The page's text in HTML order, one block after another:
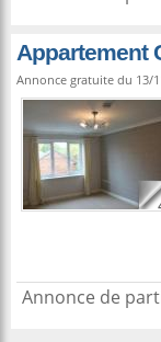
Appartement
Annonce gratuite du 13/
Annonce de